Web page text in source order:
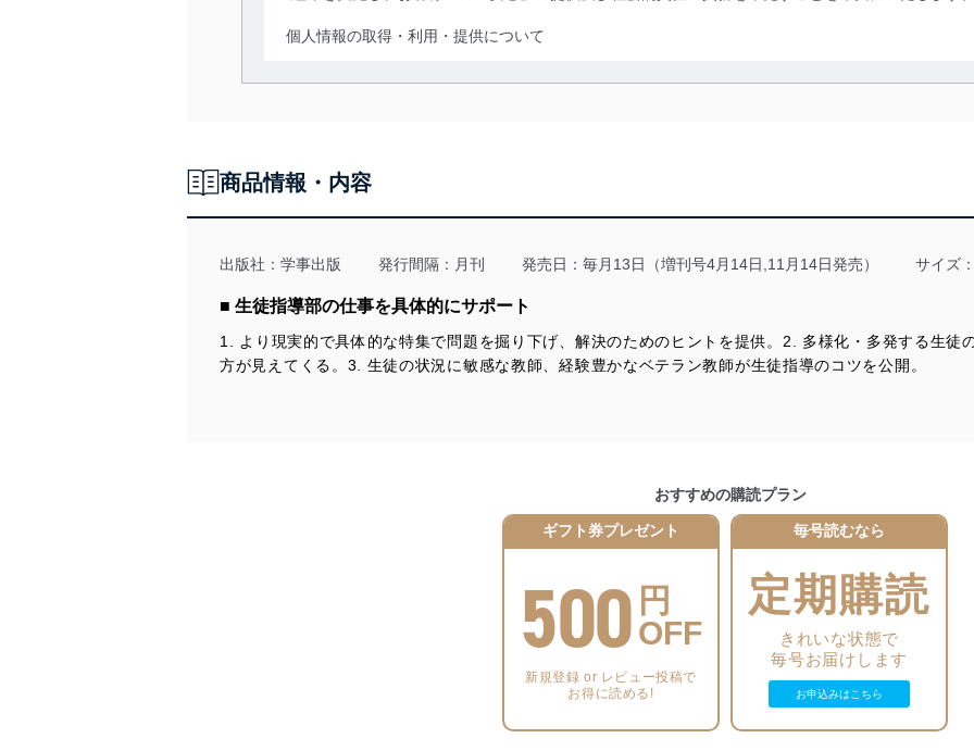
個人情報の取得・利用・提供について
当社は、個人情報の取得・利用・提供に際して、その利用目的を明確にし、本人の同意を得たうえ
法令遵守
令及びその他の規範を常に適合させます。
個人情報の安全管理措置
当社は、個人情報の正確性及び安全性を確保するために、下記セキュリティ対策をはじめとする安
漏えい、滅失またはき損の防止及び是正に努めます。
機器に標準装備されているユーザー制御機能（ユーザーアカウント制御）により、個人情報
システムを使用する従業者を識別・認証しています。
個人データを取り扱う機器等のオペレーティングシステムを最新の状態に保持しています。
個人データを取り扱う機器等にセキュリティ対策ソフトウェア等を導入し、自動更新 機能等
情報システムの使用に伴う漏洩等の防止
商品情報・内容
出版社： 学事出版 発行間隔：月刊 発売日：毎月13日（増刊号4月14日,11月14日発売） サイズ
■ 生徒指導部の仕事を具体的にサポート
1. より現実的で具体的な特集で問題を掘り下げ、解決のためのヒントを提供。2. 多様化・多発する生徒
方が見えてくる。3. 生徒の状況に敏感な教師、経験豊かなベテラン教師が生徒指導のコツを公開。
おすすめの購読プラン
ギフト券プレゼント
500 円
OFF
新規登録 or レビュー投稿で
お得に読める!
毎号読むなら
定期購読
きれいな状態で
毎号お届けします
お申込みはこちら